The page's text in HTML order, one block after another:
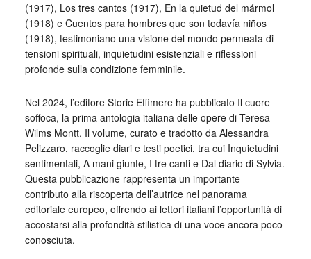
(1917), Los tres cantos (1917), En la quietud del mármol
(1918) e Cuentos para hombres que son todavía niños
(1918), testimoniano una visione del mondo permeata di
tensioni spirituali, inquietudini esistenziali e riflessioni
profonde sulla condizione femminile.
Nel 2024, l’editore Storie Effimere ha pubblicato Il cuore
soffoca, la prima antologia italiana delle opere di Teresa
Wilms Montt. Il volume, curato e tradotto da Alessandra
Pelizzaro, raccoglie diari e testi poetici, tra cui Inquietudini
sentimentali, A mani giunte, I tre canti e Dal diario di Sylvia.
Questa pubblicazione rappresenta un importante
contributo alla riscoperta dell’autrice nel panorama
editoriale europeo, offrendo ai lettori italiani l’opportunità di
accostarsi alla profondità stilistica di una voce ancora poco
conosciuta.